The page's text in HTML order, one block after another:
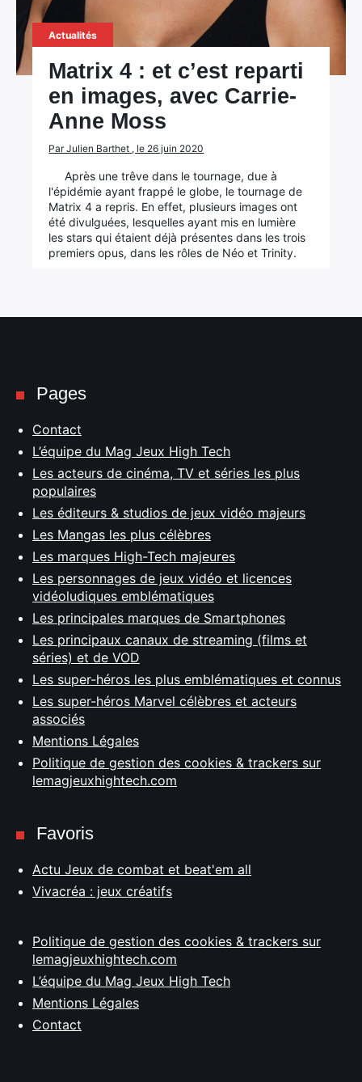
Actualités
Matrix 4 : et c’est reparti
en images, avec Carrie-
Anne Moss
Par Julien Barthet , le 26 juin 2020
Après une trêve dans le tournage, due à
l'épidémie ayant frappé le globe, le tournage de
Matrix 4 a repris. En effet, plusieurs images ont
été divulguées, lesquelles ayant mis en lumière
les stars qui étaient déjà présentes dans les trois
premiers opus, dans les rôles de Néo et Trinity.
Pages
Contact
L’équipe du Mag Jeux High Tech
Les acteurs de cinéma, TV et séries les plus
populaires
Les éditeurs & studios de jeux vidéo majeurs
Les Mangas les plus célèbres
Les marques High-Tech majeures
Les personnages de jeux vidéo et licences
vidéoludiques emblématiques
Les principales marques de Smartphones
Les principaux canaux de streaming (films et
séries) et de VOD
Les super-héros les plus emblématiques et connus
Les super-héros Marvel célèbres et acteurs
associés
Mentions Légales
Politique de gestion des cookies & trackers sur
lemagjeuxhightech.com
Favoris
Actu Jeux de combat et beat'em all
Vivacréa : jeux créatifs
Politique de gestion des cookies & trackers sur
lemagjeuxhightech.com
L’équipe du Mag Jeux High Tech
Mentions Légales
Contact